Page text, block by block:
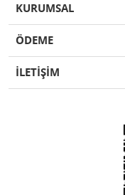
KURUMSAL
ÖDEME
İLETİŞİM